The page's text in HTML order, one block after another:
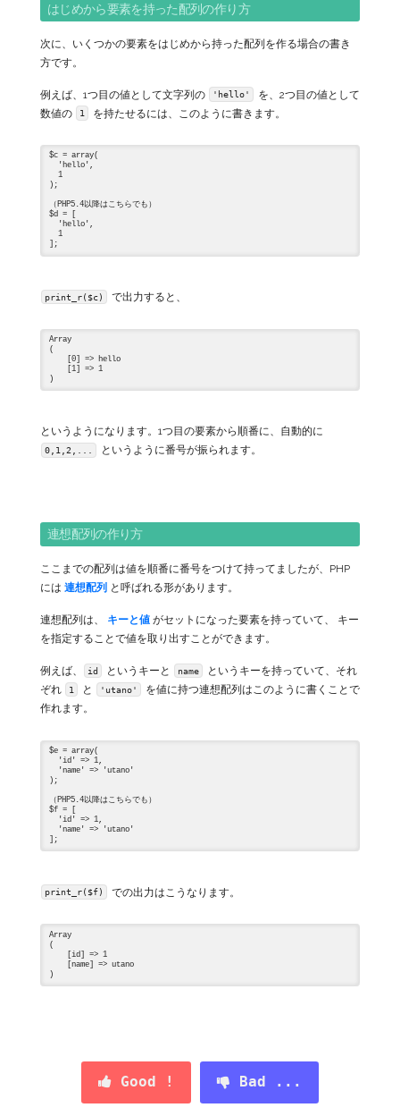
はじめから要素を持った配列の作り方
次に、いくつかの要素をはじめから持った配列を作る場合の書き
方です。
例えば、1つ目の値として文字列の 'hello'
を、2つ目の値として
数値の
1 を持たせるには、このように書きます。
$c = array(
  'hello',
  1
);
（PHP5.4以降はこちらでも）
$d = [
  'hello',
  1
print_r($c) で出力すると、
Array
(
    [0] => hello
    [1] => 1
というようになります。1つ目の要素から順番に、自動的に
0,1,2,... というように番号が振られます。
連想配列の作り方
ここまでの配列は値を順番に番号をつけて持ってましたが、PHP
には 連想配列 と呼ばれる形があります。
連想配列は、 キーと値がセットになった要素を持っていて、 キー
を指定することで値を取り出すことができます。
例えば、 id というキーと name
というキーを持っていて、それ
ぞれ
1 と 'utano'
を値に持つ連想配列はこのように書くことで
作れます。
$e = array(
  'id' => 1,
  'name' => 'utano'
);
（PHP5.4以降はこちらでも）
$f = [
  'id' => 1,
  'name' => 'utano'
print_r($f) での出力はこうなります。
Array
(
    [id] => 1
    [name] => utano
Good ! Bad ...